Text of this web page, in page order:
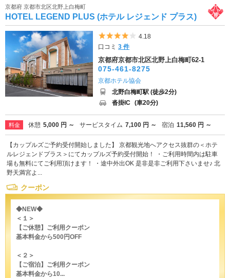
京都府 京都市北区北野上白梅町
HOTEL LEGEND PLUS (ホテル レジェンド プラス)
5つ星のうち4
4.18
口コミ3 件
京都府京都市北区北野上白梅町62-1
075-461-8275
京都ホテル協会
北野白梅町駅 (徒歩2分)
沓掛IC (車20分)
料金 休憩 5,000 円 ～ サービスタイム 7,100 円 ～ 宿泊 11,560 円 ～
【カップルズご予約受付開始しました】 京都観光地へアクセス抜群の＜ホテ
ルレジェンドプラス＞にてカップルズ予約受付開始！ ・ご利用時間内は駐車
場も無料にてご利用頂けます！ ・途中外出OK 是非是非ご利用下さいませ♪ 北
野天満宮よ...
クーポン
◆NEW◆
＜１＞
【ご休憩】ご利用クーポン
基本料金から500円OFF
＜２＞
【ご宿泊】ご利用クーポン
基本料金から10...